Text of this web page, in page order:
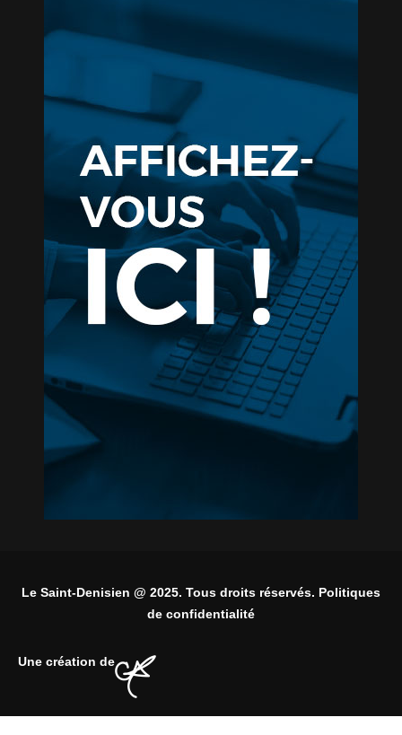
Le Saint-Denisien @ 2025. Tous droits réservés. Politiques
de confidentialité
Une création de